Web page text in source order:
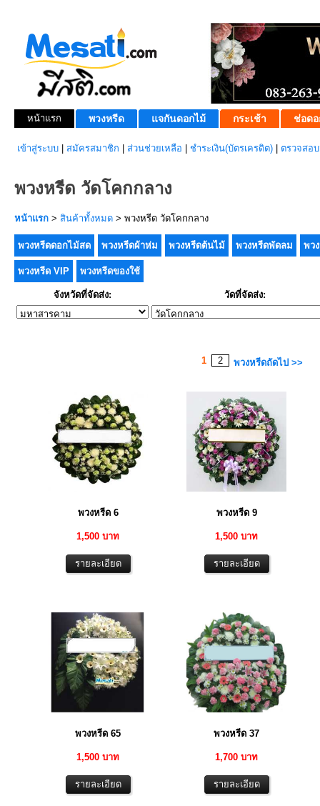
หน้าแรก พวงหรีด แจกันดอกไม้ กระเช้า ช่อดอ
เข้าสู่ระบบ สมัครสมาชิก ส่วนช่วยเหลือ ชำระเงิน(บัตรเครดิต) ตรวจสอ
พวงหรีด วัดโคกกลาง
หน้าแรก > สินค้าทั้งหมด > พวงหรีด วัดโคกกลาง
พวงหรีดดอกไม้สด พวงหรีดผ้าห่ม พวงหรีดต้นไม้ พวงหรีดพัดลม พว
พวงหรีด VIP พวงหรีดของใช้
จังหวัดที่จัดส่ง: วัดที่จัดส่ง:
1 2 พวงหรีดถัดไป >>
พวงหรีด 6
1,500 บาท
พวงหรีด 9
1,500 บาท
พวงหรีด 65
1,500 บาท
พวงหรีด 37
1,700 บาท